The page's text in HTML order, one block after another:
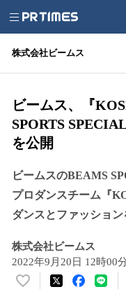
株式会社ビームス
ビームス、『
SPORTS
を公開
ビームスのBEAMS
プロダンスチーム『
ダンスとファッショ
株式会社ビームス
2022年9月20日 12時00
い